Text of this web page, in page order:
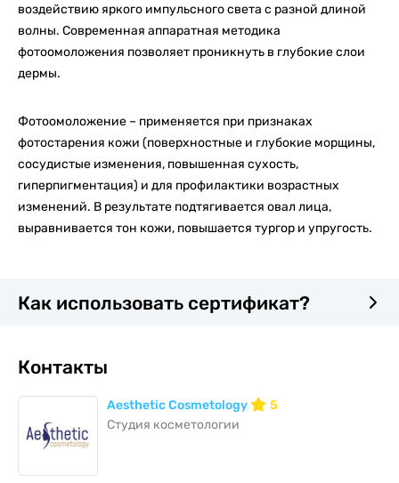
воздействию яркого импульсного света с разной длиной
волны. Современная аппаратная методика
фотоомоложения позволяет проникнуть в глубокие слои
дермы.
Фотоомоложение – применяется при признаках
фотостарения кожи (поверхностные и глубокие морщины,
сосудистые изменения, повышенная сухость,
гиперпигментация) и для профилактики возрастных
изменений. В результате подтягивается овал лица,
выравнивается тон кожи, повышается тургор и упругость.
Как использовать сертификат?
Контакты
Aesthetic Cosmetology
5
Студия косметологии